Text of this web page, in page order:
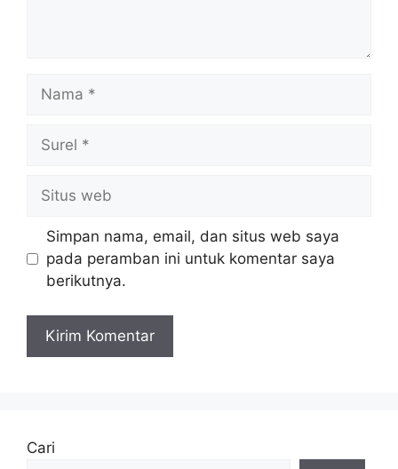
Nama
Surel
Situs
web
Simpan nama, email, dan situs web saya
pada peramban ini untuk komentar saya
berikutnya.
Cari